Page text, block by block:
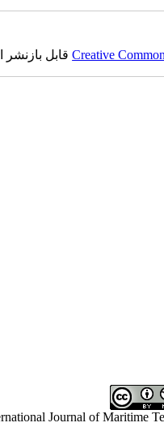
Creativeقابل
Journal of Maritime